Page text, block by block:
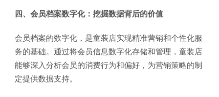
四、会员档案数字化：挖掘数据背后的价值
会员档案的数字化，是童装店实现精准营销和个性化服
务的基础。通过将会员信息数字化存储和管理，童装店
能够深入分析会员的消费行为和偏好，为营销策略的制
定提供数据支持。